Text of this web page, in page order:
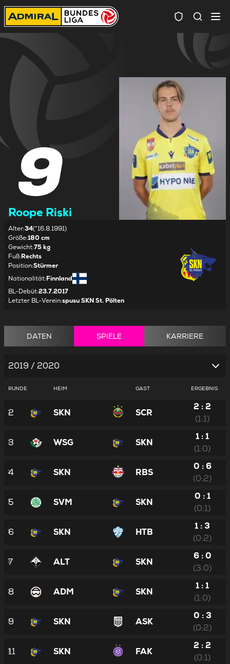
9
Roope Riski
Alter:34(*16.8.1991)
Größe:180 cm
Gewicht:75 kg
Fuß:Rechts
Position:Stürmer
Nationalität:Finnland
BL-Debüt:23.7.2017
Letzter BL-Verein:spusu SKN St. Pölten
DATEN SPIELE KARRIERE
2019 / 2020
RUNDE HEIM GAST ERGEBNIS
2 SKN SCR
2 : 2
(1:1)
3 WSG SKN
1 : 1
(1:0)
4 SKN RBS
0 : 6
(0:2)
5 SVM SKN
0 : 1
(0:1)
6 SKN HTB
1 : 3
(0:2)
7 ALT SKN
6 : 0
(3:0)
8 ADM SKN
1 : 1
(1:0)
9 SKN ASK
0 : 3
(0:2)
11 SKN FAK
2 : 2
(0:1)